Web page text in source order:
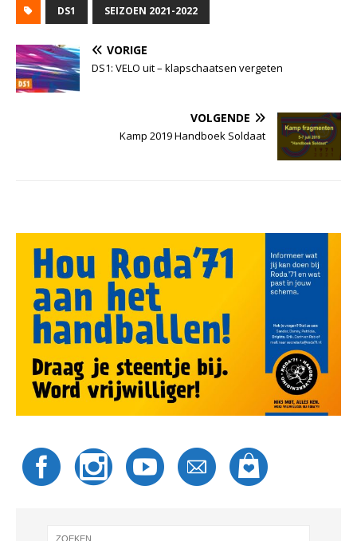
DS1 SEIZOEN 2021-2022
VORIGE
DS1: VELO uit – klapschaatsen vergeten
VOLGENDE
Kamp 2019 Handboek Soldaat